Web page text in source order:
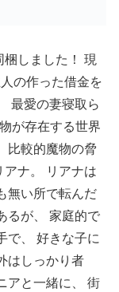
しました！ 現
の作った借金を
最愛の妻寝取ら
が存在する世界
比較的魔物の脅
アナ。 リアナは
無い所で転んだ
るが、 家庭的で
で、 好きな子に
はしっかり者
アと一緒に、 街